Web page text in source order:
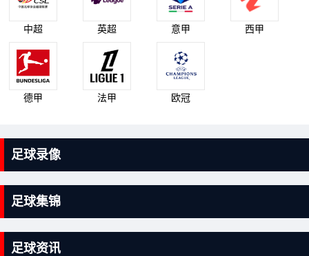
中超 英超 意甲 西甲
德甲 法甲 欧冠
足球录像
足球集锦
足球资讯